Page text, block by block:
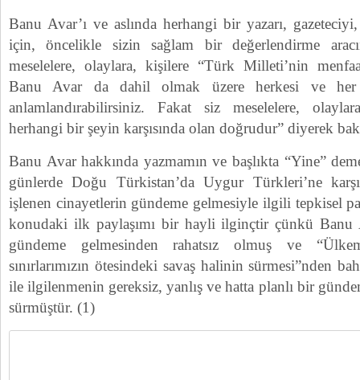
Banu Avar’ı ve aslında herhangi bir yazarı,
için, öncelikle sizin sağlam bir değerlendirme
meselelere, olaylara, kişilere “Türk Milleti’nin
Banu Avar da dahil olmak üzere herkesi ve her
anlamlandırabilirsiniz. Fakat siz meselelere,
herhangi bir şeyin karşısında olan doğrudur” diyerek
Banu Avar hakkında yazmamın ve başlıkta “Yine”
günlerde Doğu Türkistan’da Uygur Türkleri’ne
işlenen cinayetlerin gündeme gelmesiyle ilgili tepkisel
konudaki ilk paylaşımı bir hayli ilginçtir çünkü Banu
gündeme gelmesinden rahatsız olmuş ve
sınırlarımızın ötesindeki savaş halinin sürmesi”nden
ile ilgilenmenin gereksiz, yanlış ve hatta planlı bir
sürmüştür. (1)